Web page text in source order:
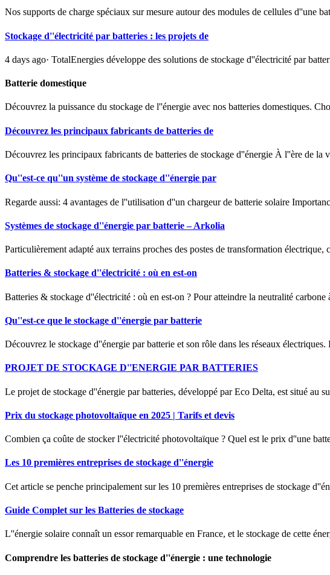
Nos supports de charge spéciaux sur mesure autour des modules de cellules d''une
Stockage d''électricité par batteries : les projets de
4 days ago· TotalEnergies développe des solutions de stockage d''électricité par
Batterie domestique
Découvrez la puissance du stockage de l''énergie avec nos batteries domestiques.
Découvrez les principaux fabricants de batteries de
Découvrez les principaux fabricants de batteries de stockage d''énergie À l''ère de la
Qu''est-ce qu''un système de stockage d''énergie par
Regarde aussi: 4 avantages de l''utilisation d''un chargeur de batterie solaire
Systèmes de stockage d''énergie par batterie – Arkolia
Particulièrement adapté aux terrains proches des postes de transformation
Batteries & stockage d''électricité : où en est-on
Batteries & stockage d''électricité : où en est-on ? Pour atteindre la neutralité
Qu''est-ce que le stockage d''énergie par batterie
Découvrez le stockage d''énergie par batterie et son rôle dans les réseaux
PROJET DE STOCKAGE D''ENERGIE PAR BATTERIES
Le projet de stockage d''énergie par batteries, développé par Eco Delta, est situé au
Prix du stockage photovoltaïque en 2025 | Tarifs et devis
Combien ça coûte de stocker l''électricité photovoltaïque ? Quel est le prix d''une
Les 10 premières entreprises de stockage d''énergie
Cet article se penche principalement sur les 10 premières entreprises de stockage
Guide Complet sur les Batteries de stockage
L''énergie solaire connaît un essor remarquable en France, et le stockage de cette
Comprendre les batteries de stockage d''énergie : une technologie